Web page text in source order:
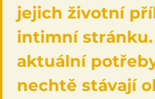
jejich životní
intimní stránku.
aktuální
nechtě stávají